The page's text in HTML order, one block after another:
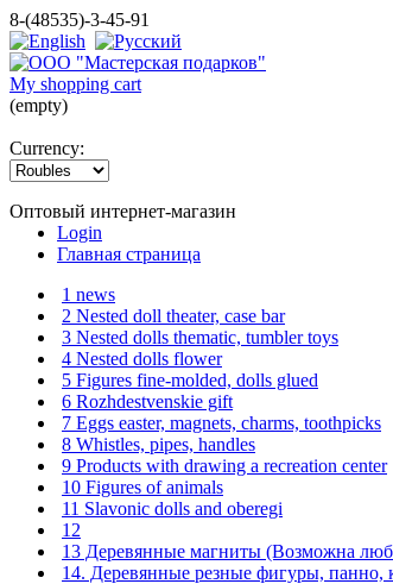
8-(48535)-3-45-91
My shopping cart
(empty)
Currency:
Оптовый интернет-магазин
Login
Главная страница
1 news
2 Nested doll theater, case bar
3 Nested dolls thematic, tumbler toys
4 Nested dolls flower
5 Figures fine-molded, dolls glued
6 Rozhdestvenskie gift
7 Eggs easter, magnets, charms, toothpicks
8 Whistles, pipes, handles
9 Products with drawing a recreation center
10 Figures of animals
11 Slavonic dolls and oberegi
12
13 Деревянные магниты (Возможна
14. Деревянные резные фигуры,